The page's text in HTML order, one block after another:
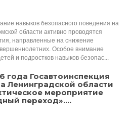
навыков безопасного поведения на
области активно проводятся
направленные на снижение
Особое внимание
и подростков навыков безопас...
года Госавтоинспекция
Ленинградской области
мероприятие
переход»....